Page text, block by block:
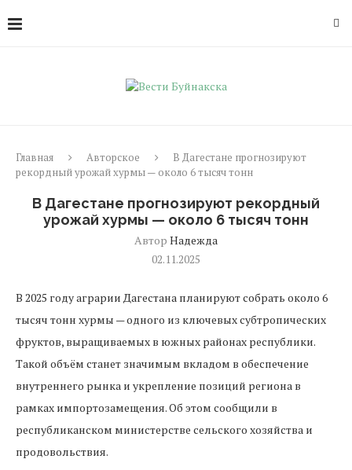
Главная Авторское
В Дагестане прогнозируют
рекордный урожай хурмы — около 6 тысяч тонн
В Дагестане прогнозируют рекордный
урожай хурмы — около 6 тысяч тонн
Автор Надежда
02.11.2025
В 2025 году аграрии Дагестана планируют собрать около 6
тысяч тонн хурмы — одного из ключевых субтропических
фруктов, выращиваемых в южных районах республики.
Такой объём станет значимым вкладом в обеспечение
внутреннего рынка и укрепление позиций региона в
рамках импортозамещения. Об этом сообщили в
республиканском министерстве сельского хозяйства и
продовольствия.